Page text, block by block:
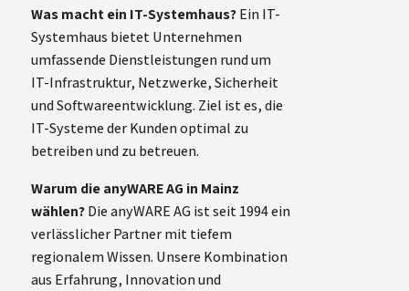
Was macht ein IT-Systemhaus?Ein IT-
Systemhaus bietet Unternehmen
umfassende Dienstleistungen rund um
IT-Infrastruktur, Netzwerke, Sicherheit
und Softwareentwicklung. Ziel ist es, die
IT-Systeme der Kunden optimal zu
betreiben und zu betreuen.
Warum die anyWARE AG in Mainz
wählen?Die anyWARE AG ist seit 1994 ein
verlässlicher Partner mit tiefem
regionalem Wissen. Unsere Kombination
aus Erfahrung, Innovation und